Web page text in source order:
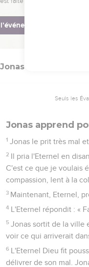
colère, de sorte que
10 Dieu vit ce qu’ils
Jonas
Seuls les
Jonas apprend
1 Jonas le prit très mal
2 Il pria l'Eternel en
C'est ce que je voulais
compassion, lent à la
3 Maintenant, Eternel,
4 L'Eternel répondit : «
5 Jonas sortit de la ville
voir ce qui arriverait
6 L'Eternel Dieu fit
délivrer de son mal.